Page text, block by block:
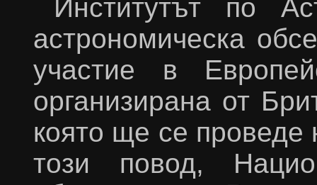
Институтът по
астрономическа
участие в
организирана от
която ще се проведе
този повод,